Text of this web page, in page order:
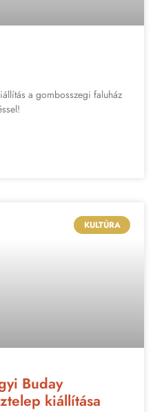
a gombosszegi faluház
KULTÚRA
Buday
kiállítása